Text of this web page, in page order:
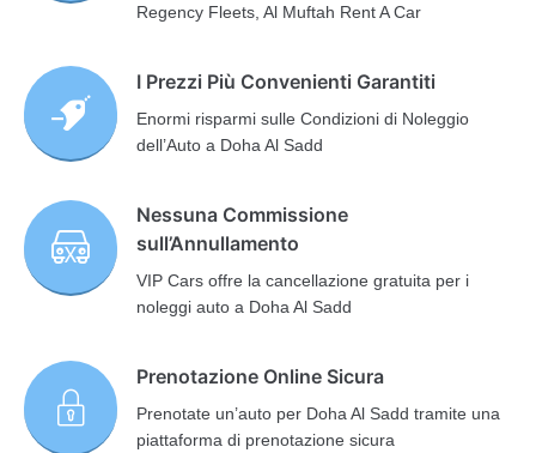
Regency Fleets, Al Muftah Rent A Car
I Prezzi Più Convenienti Garantiti
Enormi risparmi sulle Condizioni di Noleggio
dell’Auto a Doha Al Sadd
Nessuna Commissione
sull’Annullamento
VIP Cars offre la cancellazione gratuita per i
noleggi auto a Doha Al Sadd
Prenotazione Online Sicura
Prenotate un’auto per Doha Al Sadd tramite una
piattaforma di prenotazione sicura